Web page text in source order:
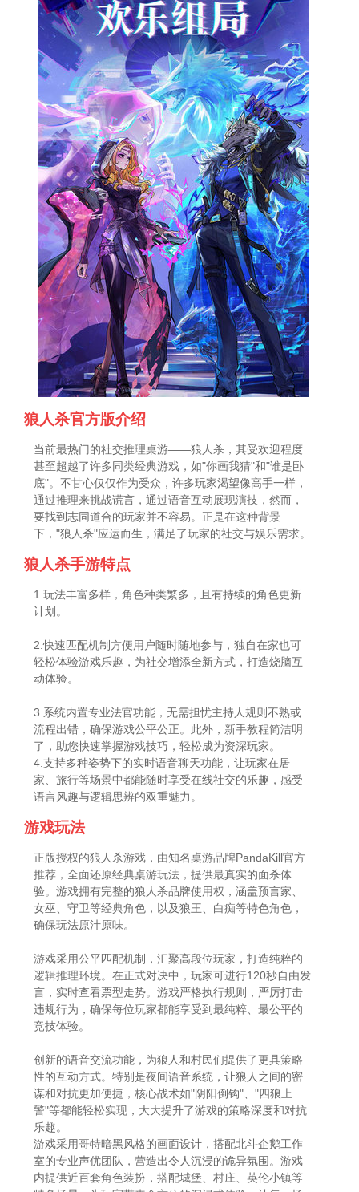
狼人杀官方版介绍
当前最热门的社交推理桌游——狼人杀，其受欢迎程度
甚至超越了许多同类经典游戏，如"你画我猜"和"谁是卧
底"。不甘心仅仅作为受众，许多玩家渴望像高手一样，
通过推理来挑战谎言，通过语音互动展现演技，然而，
要找到志同道合的玩家并不容易。正是在这种背景
下，"狼人杀"应运而生，满足了玩家的社交与娱乐需求。
狼人杀手游特点
1.玩法丰富多样，角色种类繁多，且有持续的角色更新
计划。
2.快速匹配机制方便用户随时随地参与，独自在家也可
轻松体验游戏乐趣，为社交增添全新方式，打造烧脑互
动体验。
3.系统内置专业法官功能，无需担忧主持人规则不熟或
流程出错，确保游戏公平公正。此外，新手教程简洁明
了，助您快速掌握游戏技巧，轻松成为资深玩家。
4.支持多种姿势下的实时语音聊天功能，让玩家在居
家、旅行等场景中都能随时享受在线社交的乐趣，感受
语言风趣与逻辑思辨的双重魅力。
游戏玩法
正版授权的狼人杀游戏，由知名桌游品牌PandaKill官方
推荐，全面还原经典桌游玩法，提供最真实的面杀体
验。游戏拥有完整的狼人杀品牌使用权，涵盖预言家、
女巫、守卫等经典角色，以及狼王、白痴等特色角色，
确保玩法原汁原味。
游戏采用公平匹配机制，汇聚高段位玩家，打造纯粹的
逻辑推理环境。在正式对决中，玩家可进行120秒自由发
言，实时查看票型走势。游戏严格执行规则，严厉打击
违规行为，确保每位玩家都能享受到最纯粹、最公平的
竞技体验。
创新的语音交流功能，为狼人和村民们提供了更具策略
性的互动方式。特别是夜间语音系统，让狼人之间的密
谋和对抗更加便捷，核心战术如"阴阳倒钩"、"四狼上
警"等都能轻松实现，大大提升了游戏的策略深度和对抗
乐趣。
游戏采用哥特暗黑风格的画面设计，搭配北斗企鹅工作
室的专业声优团队，营造出令人沉浸的诡异氛围。游戏
内提供近百套角色装扮，搭配城堡、村庄、英伦小镇等